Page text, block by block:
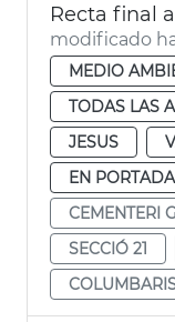
modificado
MEDIO
TODAS LAS
JESUS
EN
CEMENTERI
SECCIÓ 21